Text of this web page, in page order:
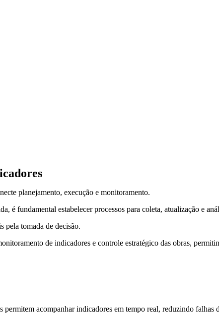
planejamento, execução e monitoramento.
é fundamental estabelecer processos para coleta, atualização e
pela tomada de decisão.
de indicadores e controle estratégico das obras,
acompanhar indicadores em tempo real, reduzindo